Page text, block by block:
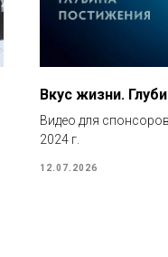
Вкус жизни.
Видео для
2024 г.
12.07.2026